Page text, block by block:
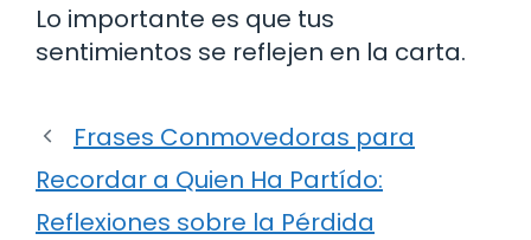
Lo importante es que tus
sentimientos se reflejen en la carta.
Frases Conmovedoras para
Recordar a Quien Ha Partído:
Reflexiones sobre la Pérdida